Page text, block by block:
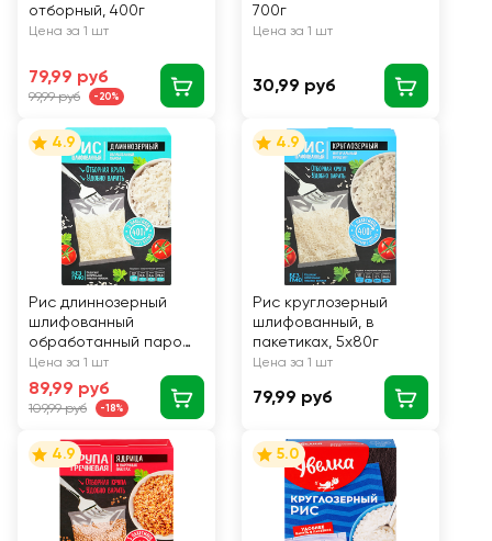
отборный, 400г
Цена за 1 шт
79,99 руб
99,99 руб -20%
700г
Цена за 1 шт
30,99 руб
4.9
Рис длиннозерный
шлифованный
обработанный паром,
в пакетиках, 5х80г
Цена за 1 шт
89,99 руб
109,99 руб -18%
4.9
Рис круглозерный
шлифованный, в
пакетиках, 5х80г
Цена за 1 шт
79,99 руб
4.9 5.0